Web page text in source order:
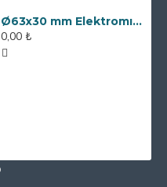
Ø63x30 mm Elektromıknatıs - 100 kg Çekim Gücü
0,00 ₺